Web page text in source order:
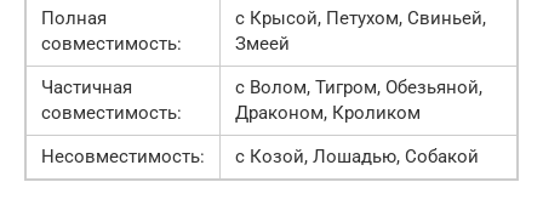
Полная
совместимость:
с Крысой, Петухом, Свиньей,
Змеей
Частичная
совместимость:
с Волом, Тигром, Обезьяной,
Драконом, Кроликом
Несовместимость:
с Козой, Лошадью, Собакой